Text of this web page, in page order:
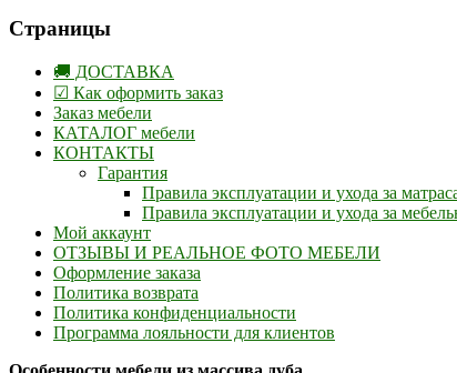
Страницы
🚚 ДОСТАВКА
☑ Как оформить заказ
Заказ мебели
КАТАЛОГ мебели
КОНТАКТЫ
Гарантия
Правила эксплуатации и ухода за
Правила эксплуатации и ухода за
Мой аккаунт
ОТЗЫВЫ И РЕАЛЬНОЕ ФОТО МЕБЕЛИ
Оформление заказа
Политика возврата
Политика конфиденциальности
Программа лояльности для клиентов